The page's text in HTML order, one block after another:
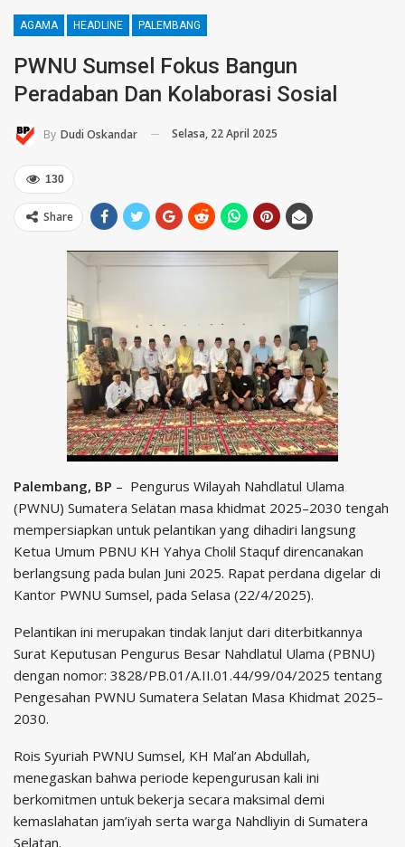
AGAMA HEADLINE PALEMBANG
PWNU Sumsel Fokus Bangun
Peradaban Dan Kolaborasi Sosial
By Dudi Oskandar Selasa, 22 April 2025
130
Share
Palembang, BP – Pengurus Wilayah Nahdlatul Ulama
(PWNU) Sumatera Selatan masa khidmat 2025–2030 tengah
mempersiapkan untuk pelantikan yang dihadiri langsung
Ketua Umum PBNU KH Yahya Cholil Staquf direncanakan
berlangsung pada bulan Juni 2025. Rapat perdana digelar di
Kantor PWNU Sumsel, pada Selasa (22/4/2025).
Pelantikan ini merupakan tindak lanjut dari diterbitkannya
Surat Keputusan Pengurus Besar Nahdlatul Ulama (PBNU)
dengan nomor: 3828/PB.01/A.II.01.44/99/04/2025 tentang
Pengesahan PWNU Sumatera Selatan Masa Khidmat 2025–
2030.
Rois Syuriah PWNU Sumsel, KH Mal’an Abdullah,
menegaskan bahwa periode kepengurusan kali ini
berkomitmen untuk bekerja secara maksimal demi
kemaslahatan jam’iyah serta warga Nahdliyin di Sumatera
Selatan.